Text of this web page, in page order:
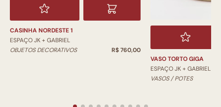
CASINHA NORDESTE 1
ESPAÇO JK + GABRIEL
OBJETOS DECORATIVOS
R$ 760,00
VASO TORTO GIGA
ESPAÇO JK + GABRIEL
VASOS / POTES